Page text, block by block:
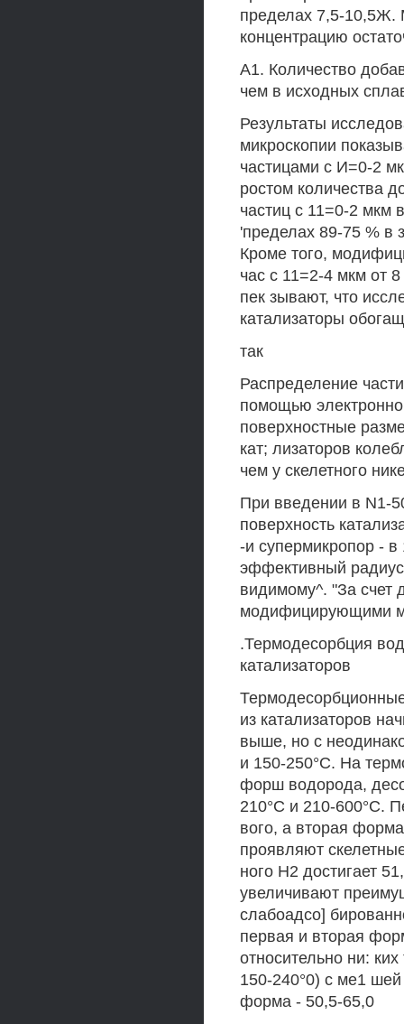
пределах 7,5-
концентрацию
А1. Количество
чем в исходных
Результаты
микроскопии
частицами с И=0-2
ростом количества
частиц с 11=0-2 мкм
'пределах 89-75 % в
Кроме того,
час с 11=2-4 мкм от
пек зывают, что
катализаторы
так
Распределение
помощью
поверхностные
кат; лизаторов
чем у скелетного
При введении в N1-
поверхность
-и супермикропор -
эффективный
видимому^. "За счет
модифицирующими
.Термодесорбция
катализаторов
из катализаторов
выше, но с
и 150-250°С. На
форш водорода,
210°С и 210-600°С.
вого, а вторая
проявляют
ного Н2 достигает
увеличивают
слабоадсо]
первая и вторая
относительно ни:
150-240°0) с ме1
форма - 50,5-65,0